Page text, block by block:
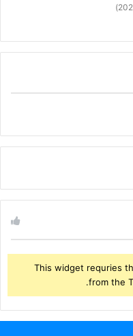
This widget requries
from the